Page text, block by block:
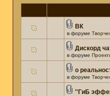
ВК
в форуме
Дискорд
в форуме
о
в форуме
''ГиБ